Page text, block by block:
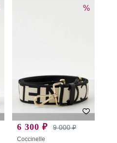
%
6 300 ₽ 9 000 ₽
Coccinelle